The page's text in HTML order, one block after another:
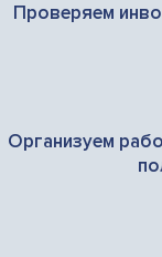
Проверяем
Организуем